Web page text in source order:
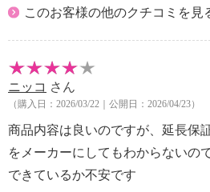
・火のそばや炎天下の車内、熱器
・水など、液体を入れたり、濡ら
・濡れた手で本体や接続するケー
・本製品の上に物を載せたり、不
い。
・データサーバや医療機器など
こると人命、財産に重大な危険
使用は控える。
このお客様の他のクチコミを見
ニッコ さん
（購入日：2026/03/22｜公開日：2026/04/23）
商品内容は良いのですが、延長保
をメーカーにしてもわからないの
できているか不安です